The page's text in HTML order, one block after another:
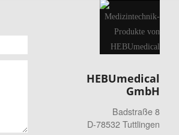
HEBUmedical
GmbH
Badstraße 8
D-78532 Tuttlingen